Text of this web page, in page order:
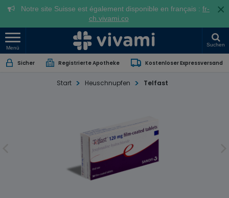
Notre site Suisse est également disponible en français : fr-
ch.vivami.co
×
Menü
Suchen
Sicher Registrierte Apotheke Kostenloser Expressversand
Start Heuschnupfen Telfast